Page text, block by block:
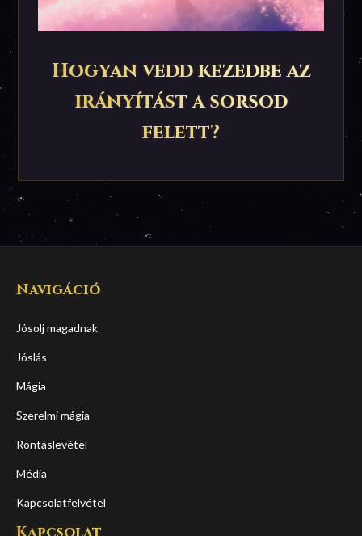
Hogyan vedd kezedbe az
irányítást a sorsod
felett?
Navigáció
Jósolj magadnak
Jóslás
Mágia
Szerelmi mágia
Rontáslevétel
Média
Kapcsolatfelvétel